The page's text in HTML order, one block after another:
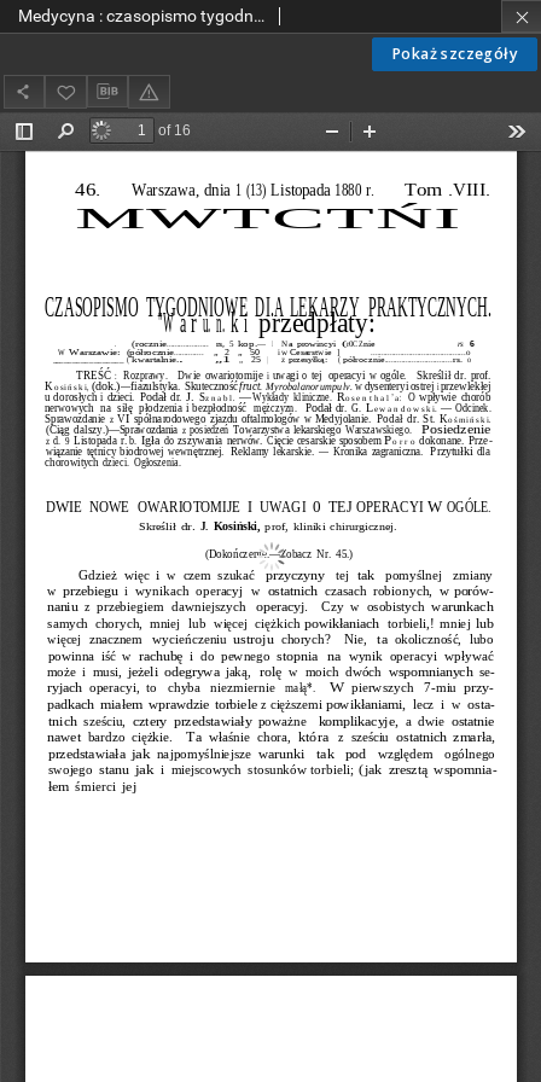
Pokaż szczegóły
Medycyna : czasopismo tygodniowe dla lekarzy praktycznych 1880, T. VIII, nr 46